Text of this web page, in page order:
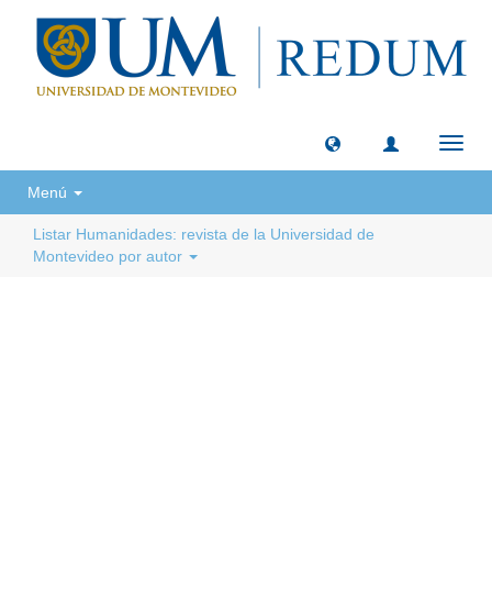
Menú
Listar Humanidades: revista de la Universidad de
Montevideo por autor